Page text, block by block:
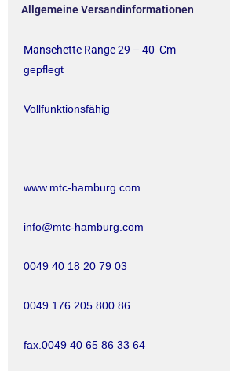
Allgemeine Versandinformationen
Manschette Range 29 – 40 Cm
gepflegt
Vollfunktionsfähig
www.mtc-hamburg.com
info@mtc-hamburg.com
0049 40 18 20 79 03
0049 176 205 800 86
fax.0049 40 65 86 33 64